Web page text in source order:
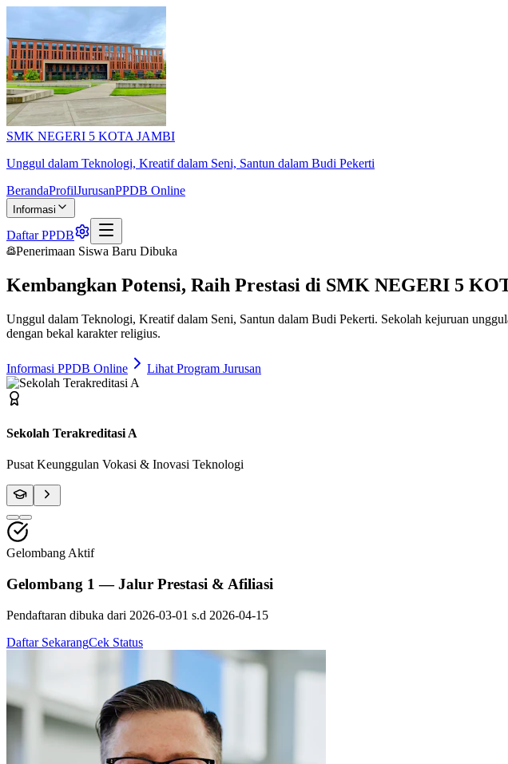
SMK NEGERI 5 KOTA JAMBI
Unggul dalam Teknologi, Kreatif dalam Seni, Santun dalam Budi Pekerti
BerandaProfilJurusanPPDB Online
Informasi
Daftar PPDB
Penerimaan Siswa Baru Dibuka
Kembangkan Potensi, Raih Prestasi di SMK NEGERI 5
Unggul dalam Teknologi, Kreatif dalam Seni, Santun dalam Budi Pekerti. Sekolah kejuruan
dengan bekal karakter religius.
Informasi PPDB Online Lihat Program Jurusan
Fasilitas Bengkel Modern
Praktik Berstandar Industri & Sertifikasi Profesi
Gelombang Aktif
Gelombang 1 — Jalur Prestasi & Afiliasi
Pendaftaran dibuka dari 2026-03-01 s.d 2026-04-15
Daftar SekarangCek Status